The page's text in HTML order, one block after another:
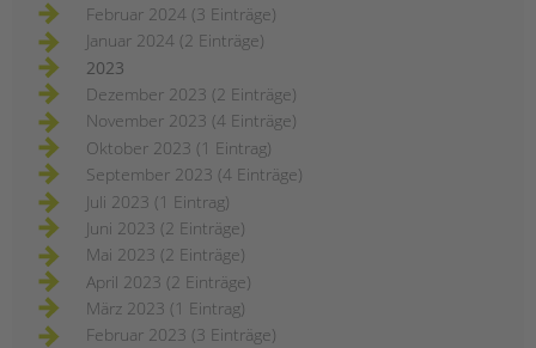
Februar 2024 (3 Einträge)
Januar 2024 (2 Einträge)
2023
Dezember 2023 (2 Einträge)
November 2023 (4 Einträge)
Oktober 2023 (1 Eintrag)
September 2023 (4 Einträge)
Juli 2023 (1 Eintrag)
Juni 2023 (2 Einträge)
Mai 2023 (2 Einträge)
April 2023 (2 Einträge)
März 2023 (1 Eintrag)
Februar 2023 (3 Einträge)